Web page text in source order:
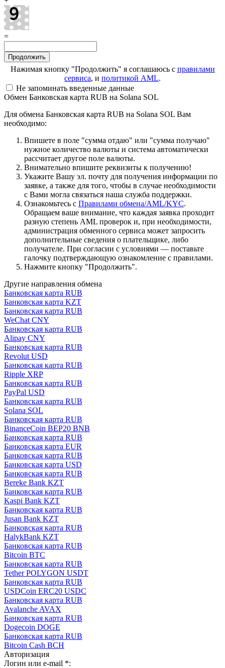
=
Нажимая кнопку "Продолжить" я соглашаюсь с правилами
сервиса, и политикой AML.
Не запоминать введенные данные
Обмен Банковская карта RUB на Solana SOL
Для обмена Банковская карта RUB на Solana SOL Вам
необходимо:
Впишете в поле "сумма отдаю" или "сумма получаю"
нужное количество валюты и система автоматически
рассчитает другое поле валюты.
Внимательно впишите реквизиты к получению!
Укажите Вашу эл. почту для получения информации по
заявке, а также для того, чтобы в случае необходимости
с Вами могла связаться наша служба поддержки.
Ознакомьтесь с Правилами обмена/AML/KYC.
Обращаем ваше внимание, что каждая заявка проходит
разную степень AML проверок и, при необходимости,
администрация обменного сервиса может запросить
дополнительные сведения о плательщике, либо
получателе. При согласии с условиями — поставьте
галочку подтверждающую ознакомление с правилами.
Нажмите кнопку "Продолжить".
Другие направления обмена
Банковская карта RUB
Банковская карта KZT
Банковская карта RUB
WeChat CNY
Банковская карта RUB
Alipay CNY
Банковская карта RUB
Revolut USD
Банковская карта RUB
Ripple XRP
Банковская карта RUB
PayPal USD
Банковская карта RUB
Solana SOL
Банковская карта RUB
BinanceCoin BEP20 BNB
Банковская карта RUB
Банковская карта EUR
Банковская карта RUB
Банковская карта USD
Банковская карта RUB
Bereke Bank KZT
Банковская карта RUB
Kaspi Bank KZT
Банковская карта RUB
Jusan Bank KZT
Банковская карта RUB
HalykBank KZT
Банковская карта RUB
Bitcoin BTC
Банковская карта RUB
Tether POLYGON USDT
Банковская карта RUB
USDCoin ERC20 USDC
Банковская карта RUB
Avalanche AVAX
Банковская карта RUB
Dogecoin DOGE
Банковская карта RUB
Bitcoin Cash BCH
Авторизация
Логин или e-mail *: